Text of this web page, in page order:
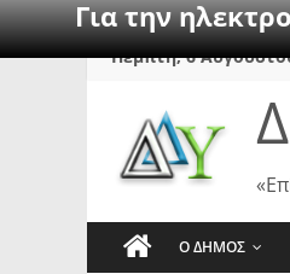
Για την
SkipΠέμπτη, 6
Ο ΔΗΜΟΣ